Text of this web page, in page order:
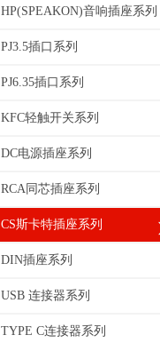
HP(SPEAKON)音响插座系列
PJ3.5插口系列
PJ6.35插口系列
KFC轻触开关系列
DC电源插座系列
RCA同芯插座系列
CS斯卡特插座系列
DIN插座系列
USB 连接器系列
TYPE C连接器系列